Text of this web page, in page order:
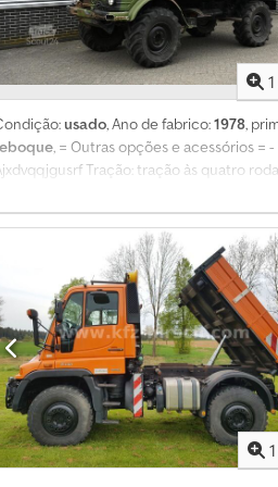
1
usado, Ano de fabrico:1978,
, = Outras opções e acessórios =
Tração: tração às quatro
Mercedes Benz Mercedes Benzstrasse 100
1